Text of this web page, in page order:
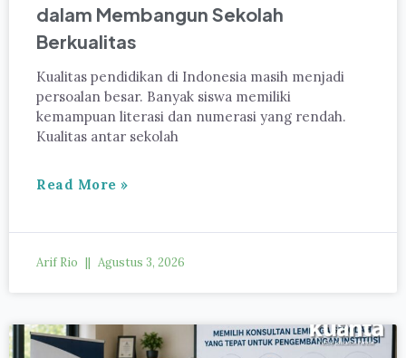
dalam Membangun Sekolah
Berkualitas
Kualitas pendidikan di Indonesia masih menjadi
persoalan besar. Banyak siswa memiliki
kemampuan literasi dan numerasi yang rendah.
Kualitas antar sekolah
Read More »
Arif Rio Agustus 3, 2026